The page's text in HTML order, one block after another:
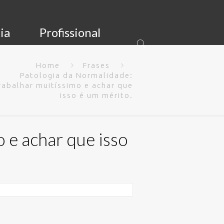
Profissional
Home
Frases
Patologia da Normalidade:
muitíssimo e achar que
isso é um mérito.
achar que isso